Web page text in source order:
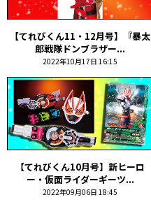
【てれびくん11・12月号】『暴太
郎戦隊ドンブラザー...
2022年10月17日 16:15
【てれびくん10月号】新ヒーロ
ー・仮面ライダーギーツ...
2022年09月06日 18:45